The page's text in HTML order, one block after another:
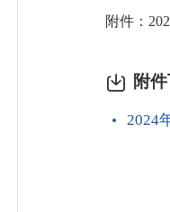
附件：
附
2024